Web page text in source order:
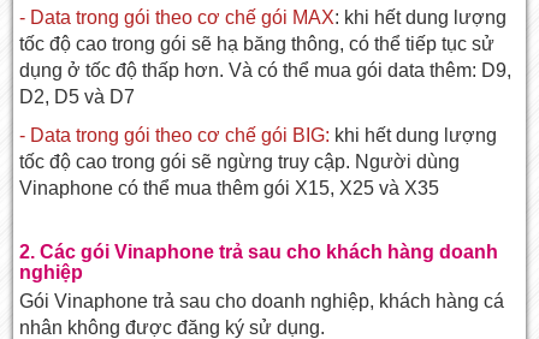
- Data trong gói theo cơ chế gói MAX: khi hết dung lượng
tốc độ cao trong gói sẽ hạ băng thông, có thể tiếp tục sử
dụng ở tốc độ thấp hơn. Và có thể mua gói data thêm: D9,
D2, D5 và D7
- Data trong gói theo cơ chế gói BIG: khi hết dung lượng
tốc độ cao trong gói sẽ ngừng truy cập. Người dùng
Vinaphone có thể mua thêm gói X15, X25 và X35
2. Các gói Vinaphone trả sau cho khách hàng doanh
nghiệp
Gói Vinaphone trả sau cho doanh nghiệp, khách hàng cá
nhân không được đăng ký sử dụng.